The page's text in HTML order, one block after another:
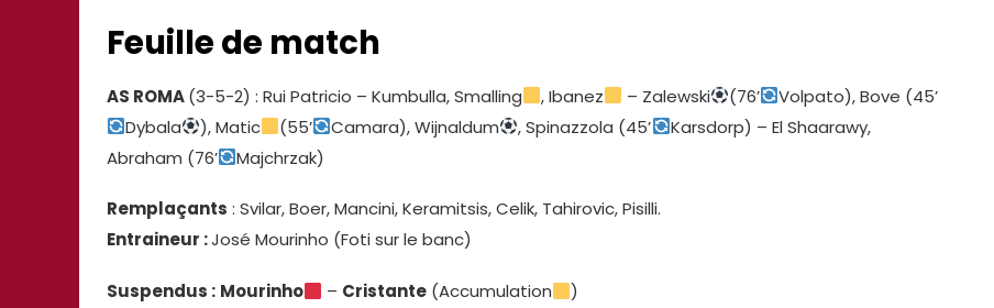
Feuille de match
AS ROMA(3-5-2) : Rui Patricio – Kumbulla, Smalling , Ibanez – Zalewski (76’
Volpato), Bove (45’
Dybala
), Matic (55’ Camara), Wijnaldum , Spinazzola (45’
Karsdorp) – El Shaarawy,
Abraham (76’
Majchrzak)
Remplaçants : Svilar, Boer, Mancini, Keramitsis, Celik, Tahirovic, Pisilli.
Entraineur :José Mourinho (Foti sur le banc)
Suspendus : Mourinho – Cristante (Accumulation
)